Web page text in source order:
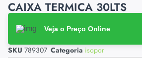
CAIXA TERMICA 30LTS
Veja o Preço Online
SKU 789307 Categoria isopor